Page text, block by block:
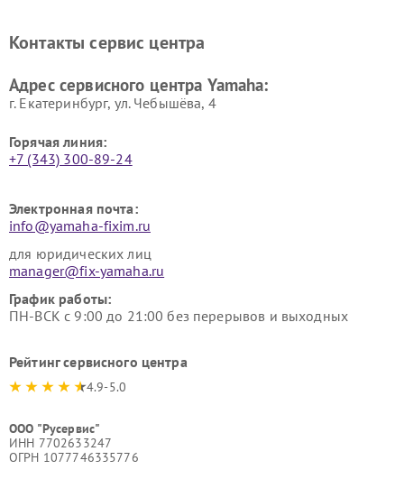
Yamaha
Yamaha
Контакты сервис центра
Адрес сервисного центра Yamaha:
г. Екатеринбург, ул. Чебышёва, 4
Горячая линия:
+7 (343) 300-89-24
Электронная почта:
info@yamaha-fixim.ru
для юридических лиц
manager@fix-yamaha.ru
График работы:
ПН-ВСК с 9:00 до 21:00 без перерывов и выходных
Рейтинг сервисного центра
4.9-5.0
ООО "Русервис"
ИНН 7702633247
ОГРН 1077746335776